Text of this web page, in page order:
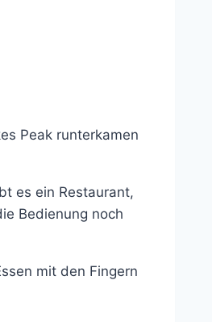
Peak runterkamen
es ein Restaurant,
Bedienung noch
mit den Fingern